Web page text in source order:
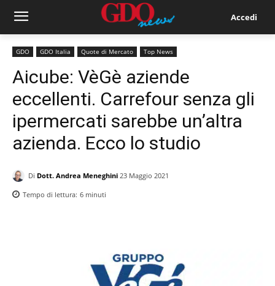
Accedi
GDO GDO Italia Quote di Mercato Top News
Aicube: VèGè aziende
eccellenti. Carrefour senza gli
ipermercati sarebbe un’altra
azienda. Ecco lo studio
Di Dott. Andrea Meneghini 23 Maggio 2021
Tempo di lettura: 6 minuti